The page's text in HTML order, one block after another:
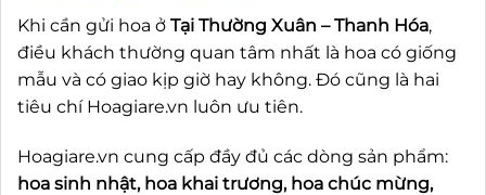
Khi cần gửi hoa ở Tại Thường Xuân – Thanh Hóa,
điều khách thường quan tâm nhất là hoa có giống
mẫu và có giao kịp giờ hay không. Đó cũng là hai
tiêu chí Hoagiare.vn luôn ưu tiên.
Hoagiare.vn cung cấp đầy đủ các dòng sản phẩm:
hoa sinh nhật, hoa khai trương, hoa chúc mừng,